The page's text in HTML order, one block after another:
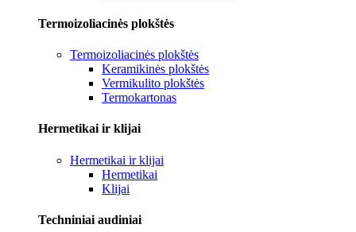
Termoizoliacinės plokštės
Termoizoliacinės plokštės
Keramikinės plokštės
Vermikulito plokštės
Termokartonas
Hermetikai ir klijai
Hermetikai ir klijai
Hermetikai
Klijai
Techniniai audiniai